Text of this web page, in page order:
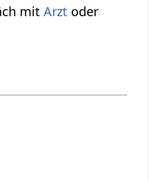
mitArzt oder